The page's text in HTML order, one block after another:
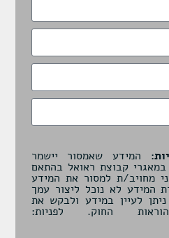
המידע שאמסור יישמר
במאגרי קבוצת ראואל בהתאם
מחויב/ת למסור את המידע
המידע לא נוכל ליצור עמך
לעיין במידע ולבקש את
החוק. לפניות: